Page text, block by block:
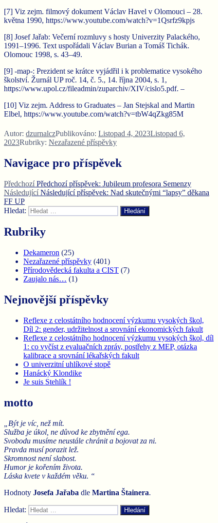
[7] Viz zejm. filmový dokument Václav Havel v Olomouci – 28.
května 1990, https://www.youtube.com/watch?v=1Qsrfz9kpjs
[8] Josef Jařab: Večerní rozmluvy s hosty Univerzity Palackého,
1991–1996. Text uspořádali Václav Burian a Tomáš Tichák.
Olomouc 1998, s. 43–49.
[9] -map-: Prezident se krátce vyjádřil i k problematice vysokého
školství. Žurnál UP roč. 14, č. 5., 14. října 2004, s. 1,
https://www.upol.cz/fileadmin/zuparchiv/XIV/cislo5.pdf. –
[10] Viz zejm. Address to Graduates – Jan Stejskal and Martin
Elbel, https://www.youtube.com/watch?v=tbW4qZkg85M
Autor: dzurnalczPublikováno: Listopad 4, 2023Listopad 6,
2023Rubriky: Nezařazené příspěvky
Navigace pro příspěvek
Předchozí Předchozí příspěvek: Jubileum profesora Semenzy
Následující Následující příspěvek: Nad skutečnými “lapsy” děkana
FF UP
Hledat:
Hledání
Rubriky
Dekameron (25)
Nezařazené příspěvky (401)
Přírodovědecká fakulta a CIST (7)
Zaujalo nás… (1)
Nejnovější příspěvky
Reflexe z celostátního hodnocení výzkumu vysokých škol,
Díl 2: gender, udržitelnost a srovnání ekonomických fakult
Reflexe z celostátního hodnocení výzkumu vysokých škol, díl
1: co vyčíst z evaluačních zpráv, postřehy z MEP, otázka
kalibrace a srovnání lékařských fakult
O univerzitní uhlíkové stopě
Hanácký Klondike
Je suis Stehlík !
motto
„Být je víc, než mít.
Služba je úkol, ne důvod ke zbytnění ega.
Svobodu musíme neustále chránit a bojovat za ni.
Pravda musí porazit lež.
Skromnost není slabost.
Humor je kořením života.
Láska kvete v každém věku. “
Hodnoty Josefa Jařaba dle Martina Štainera.
Hledat: Hledání